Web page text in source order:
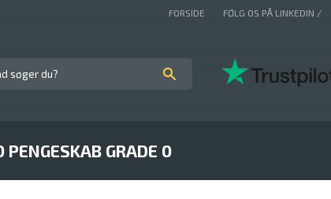
FORSIDE FØLG OS PÅ LINKEDIN /
PENGESKAB GRADE 0